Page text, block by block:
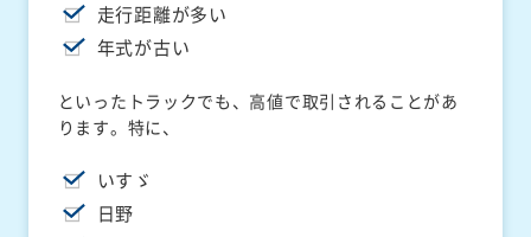
走行距離が多い
年式が古い
といったトラックでも、高値で取引されることがあ
ります。特に、
いすゞ
日野